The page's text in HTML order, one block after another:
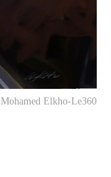
Mohamed Elkho-Le360